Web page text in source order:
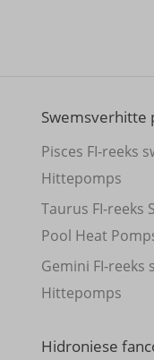
Swemsverhitte
Pisces FI-reeks
Hittepomps
Taurus FI-reeks
Pool Heat
Gemini FI-reeks
Hittepomps
Hidroniese